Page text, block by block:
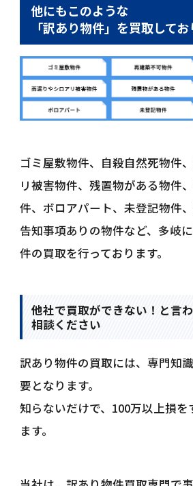
他にもこのような
「訳あり物件」を買取して
ゴミ屋敷物件、自殺自然死物件
リ被害物件、残置物がある物件
件、ボロアパート、未登記物件、
告知事項ありの物件など、多岐
件の買取を行っております。
他社で買取ができない！と言
相談ください
訳あり物件の買取には、専門知
要となります。
知らないだけで、100万以上損
ます。